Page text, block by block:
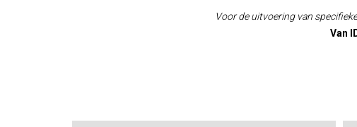
Voor de uitvoering van
Van